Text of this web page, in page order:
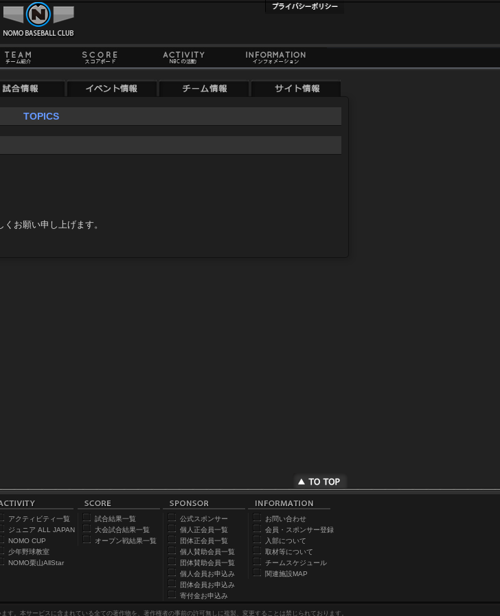
TOPICS
お願い申し上げます。
アクティビティ一覧
ジュニア ALL JAPAN
NOMO CUP
少年野球教室
NOMO栗山AllStar
試合結果一覧
大会試合結果一覧
オープン戦結果一覧
公式スポンサー
個人正会員一覧
団体正会員一覧
個人賛助会員一覧
団体賛助会員一覧
個人会員お申込み
団体会員お申込み
寄付金お申込み
お問い合わせ
会員・スポンサー登録
入部について
取材等について
チームスケジュール
関連施設MAP
す。本サービスに含まれている全ての著作物を、著作権者の事前の許可無しに複製、変更することは禁じられております。